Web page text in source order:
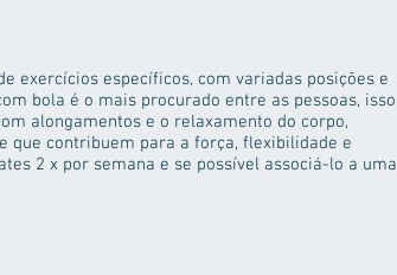
exercícios específicos, com variadas posições e
bola é o mais procurado entre as pessoas, isso
alongamentos e o relaxamento do corpo,
que contribuem para a força, flexibilidade e
2 x por semana e se possível associá-lo a uma